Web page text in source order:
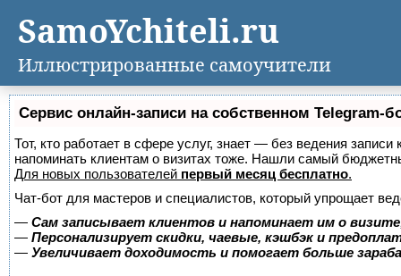
Сервис онлайн-записи на собственном Telegram-
Тот, кто работает в сфере услуг, знает — без ведения
напоминать клиентам о визитах тоже. Нашли самый
Для новых пользователей первый месяц бесплатно.
Чат-бот для мастеров и специалистов, который упрощает
— Сам записывает клиентов и напоминает им о
— Персонализирует скидки, чаевые, кэшбэк и
— Увеличивает доходимость и помогает больше
SamoYchiteli.ru
Иллюстрированные самоучители